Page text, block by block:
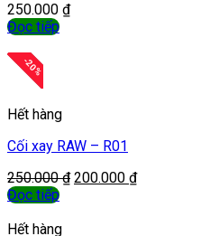
250.000 ₫
Đọc tiếp
-
20
%
Hết hàng
Cối xay RAW – R01
250.000₫ 200.000 ₫
Đọc tiếp
Hết hàng